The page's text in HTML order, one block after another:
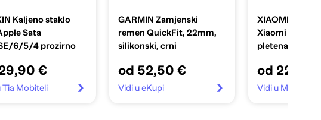
Kaljeno staklo
Sata
6/5/4 prozirno
€
Tia Mobiteli
GARMIN Zamjenski
remen QuickFit, 22mm,
silikonski, crni
od 52,50 €
Vidi u eKupi
XIAOMI
Xiaomi Smart
pletena, žuta
od 22,00
Vidi u Moj-toner